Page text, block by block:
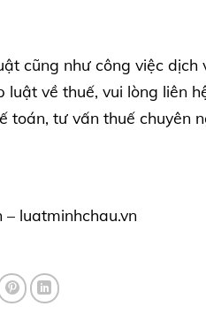
cũng như công việc dịch
về thuế, vui lòng liên
toán, tư vấn thuế chuyên
– luatminhchau.vn